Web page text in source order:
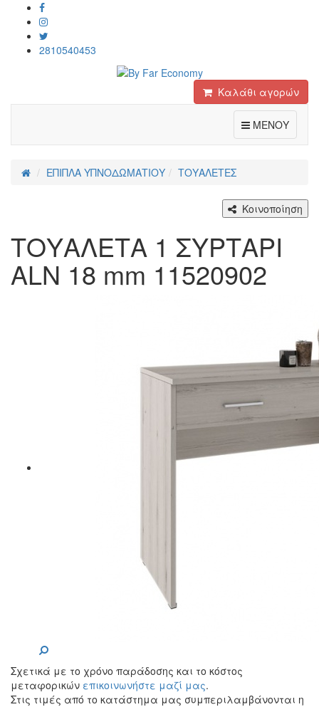
2810540453
Καλάθι αγορών
ΜΕΝΟΥ
ΕΠΙΠΛΑ ΥΠΝΟΔΩΜΑΤΙΟΥ ΤΟΥΑΛΕΤΕΣ
Κοινοποίηση
ΤΟΥΑΛΕΤΑ 1 ΣΥΡΤΑΡΙ
ALN 18 mm 11520902
Σχετικά με το χρόνο παράδοσης και το κόστος
μεταφορικών επικοινωνήστε μαζί μας.
Στις τιμές από το κατάστημα μας συμπεριλαμβάνονται η